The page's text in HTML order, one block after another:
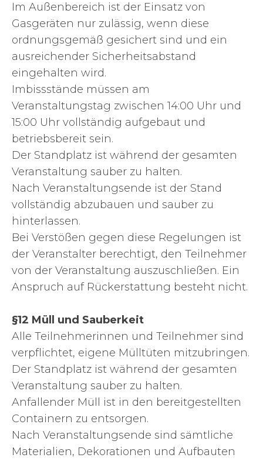
Im Außenbereich ist der Einsatz von
Gasgeräten nur zulässig, wenn diese
ordnungsgemäß gesichert sind und ein
ausreichender Sicherheitsabstand
eingehalten wird.
Imbissstände müssen am
Veranstaltungstag zwischen 14:00 Uhr und
15:00 Uhr vollständig aufgebaut und
betriebsbereit sein.
Der Standplatz ist während der gesamten
Veranstaltung sauber zu halten.
Nach Veranstaltungsende ist der Stand
vollständig abzubauen und sauber zu
hinterlassen.
Bei Verstößen gegen diese Regelungen ist
der Veranstalter berechtigt, den Teilnehmer
von der Veranstaltung auszuschließen. Ein
Anspruch auf Rückerstattung besteht nicht.
§12 Müll und Sauberkeit
Alle Teilnehmerinnen und Teilnehmer sind
verpflichtet, eigene Mülltüten mitzubringen.
Der Standplatz ist während der gesamten
Veranstaltung sauber zu halten.
Anfallender Müll ist in den bereitgestellten
Containern zu entsorgen.
Nach Veranstaltungsende sind sämtliche
Materialien, Dekorationen und Aufbauten